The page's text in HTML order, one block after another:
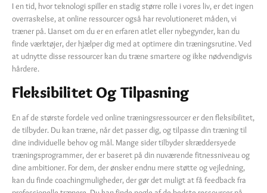
I en tid, hvor teknologi spiller en stadig større rolle i vores liv, er det ingen
overraskelse, at online ressourcer også har revolutioneret måden, vi
træner på. Uanset om du er en erfaren atlet eller nybegynder, kan du
finde værktøjer, der hjælper dig med at optimere din træningsrutine. Ved
at udnytte disse ressourcer kan du træne smartere og ikke nødvendigvis
hårdere.
Fleksibilitet Og Tilpasning
En af de største fordele ved online træningsressourcer er den fleksibilitet,
de tilbyder. Du kan træne, når det passer dig, og tilpasse din træning til
dine individuelle behov og mål. Mange sider tilbyder skræddersyede
træningsprogrammer, der er baseret på din nuværende fitnessniveau og
dine ambitioner. For dem, der ønsker endnu mere støtte og vejledning,
kan du finde coachingmuligheder, der gør det muligt at få feedback fra